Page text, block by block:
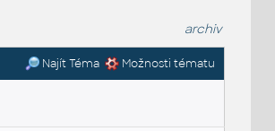
archiv
Najít Téma Možnosti tématu